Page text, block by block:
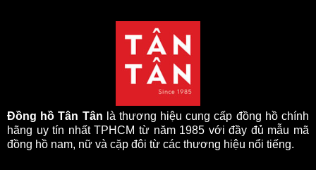
Đồng hồ Tân Tân là thương hiệu cung cấp đồng hồ chính
hãng uy tín nhất TPHCM từ năm 1985 với đầy đủ mẫu mã
đồng hồ nam, nữ và cặp đôi từ các thương hiệu nổi tiếng.